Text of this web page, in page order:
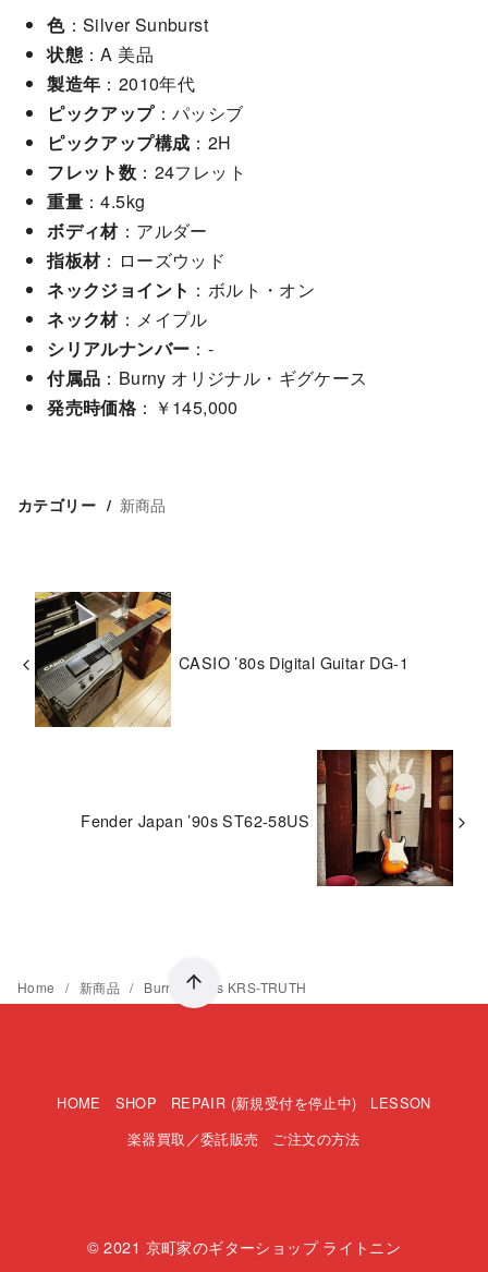
色：Silver Sunburst
状態 ：A 美品
製造年 ：2010年代
ピックアップ：パッシブ
ピックアップ構成 ：2H
フレット数 ：24フレット
重量 ：4.5kg
ボディ材：アルダー
指板材：ローズウッド
ネックジョイント ：ボルト・オン
ネック材：メイプル
シリアルナンバー ：-
付属品 ：Burny オリジナル・ギグケース
発売時価格 ：￥145,000
カテゴリー 新商品
CASIO ’80s Digital Guitar DG-1
Fender Japan ’90s ST62-58US
Home 新商品 Burny 2010s KRS-TRUTH
HOME SHOP REPAIR (新規受付を停止中)
LESSON
楽器買取／委託販売
ご注文の方法
© 2021 京町家のギターショップ ライトニン